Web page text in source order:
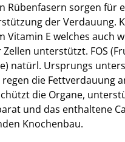
Rübenfasern sorgen für
der Verdauung.
Vitamin E welches auch
unterstützt. FOS
natürl. Ursprungs
die Fettverdauung
die Organe,
und das enthaltene
Knochenbau.